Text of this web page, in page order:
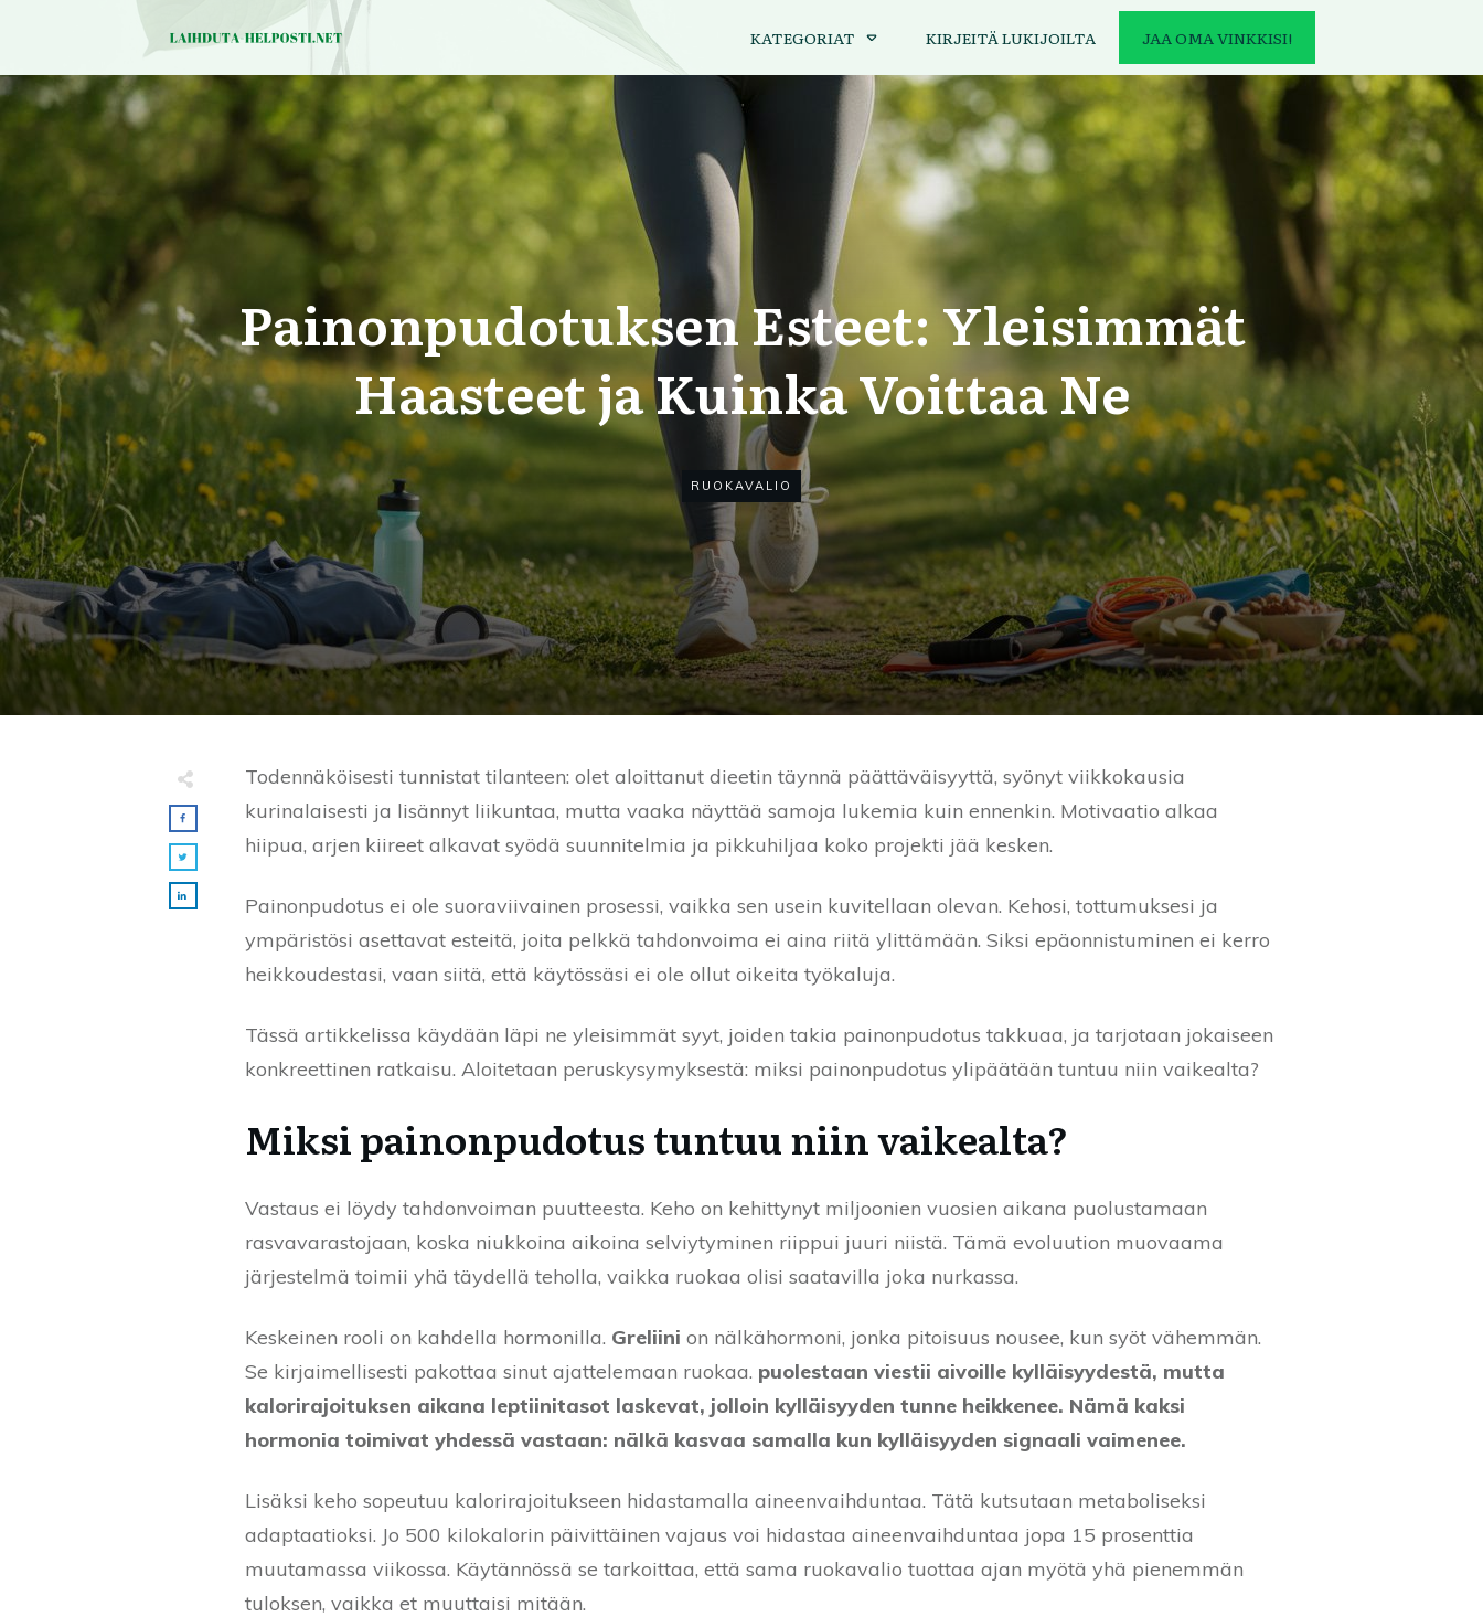
KATEGORIAT KIRJEITÄ LUKIJOILTA JAA OMA VINKKISI!
Painonpudotuksen Esteet: Yleisimmät
Haasteet ja Kuinka Voittaa Ne
RUOKAVALIO
Todennäköisesti tunnistat tilanteen: olet aloittanut dieetin täynnä päättäväisyyttä, syönyt viikkokausia
kurinalaisesti ja lisännyt liikuntaa, mutta vaaka näyttää samoja lukemia kuin ennenkin. Motivaatio alkaa
hiipua, arjen kiireet alkavat syödä suunnitelmia ja pikkuhiljaa koko projekti jää kesken.
Painonpudotus ei ole suoraviivainen prosessi, vaikka sen usein kuvitellaan olevan. Kehosi, tottumuksesi ja
ympäristösi asettavat esteitä, joita pelkkä tahdonvoima ei aina riitä ylittämään. Siksi epäonnistuminen ei kerro
heikkoudestasi, vaan siitä, että käytössäsi ei ole ollut oikeita työkaluja.
Tässä artikkelissa käydään läpi ne yleisimmät syyt, joiden takia painonpudotus takkuaa, ja tarjotaan jokaiseen
konkreettinen ratkaisu. Aloitetaan peruskysymyksestä: miksi painonpudotus ylipäätään tuntuu niin vaikealta?
Miksi painonpudotus tuntuu niin vaikealta?
Vastaus ei löydy tahdonvoiman puutteesta. Keho on kehittynyt miljoonien vuosien aikana puolustamaan
rasvavarastojaan, koska niukkoina aikoina selviytyminen riippui juuri niistä. Tämä evoluution muovaama
järjestelmä toimii yhä täydellä teholla, vaikka ruokaa olisi saatavilla joka nurkassa.
Keskeinen rooli on kahdella hormonilla. Greliini on nälkähormoni, jonka pitoisuus nousee, kun syöt vähemmän.
Se kirjaimellisesti pakottaa sinut ajattelemaan ruokaa. puolestaan viestii aivoille kylläisyydestä, mutta
kalorirajoituksen aikana leptiinitasot laskevat, jolloin kylläisyyden tunne heikkenee. Nämä kaksi
hormonia toimivat yhdessä vastaan: nälkä kasvaa samalla kun kylläisyyden signaali vaimenee.
Lisäksi keho sopeutuu kalorirajoitukseen hidastamalla aineenvaihduntaa. Tätä kutsutaan metaboliseksi
adaptaatioksi. Jo 500 kilokalorin päivittäinen vajaus voi hidastaa aineenvaihduntaa jopa 15 prosenttia
muutamassa viikossa. Käytännössä se tarkoittaa, että sama ruokavalio tuottaa ajan myötä yhä pienemmän
tuloksen, vaikka et muuttaisi mitään.